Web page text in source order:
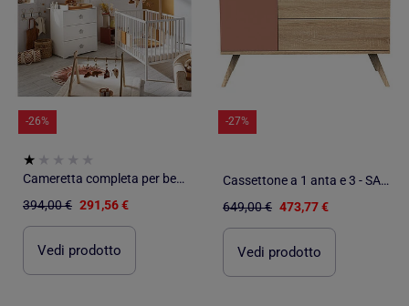
-26%
Cameretta completa per bebé con lettino 120x60 con sbarre e cassettiera fasciatoio a tre - BABYPRICE
394,00 € 291,56 €
Vedi prodotto
-27%
Cassettone a 1 anta e 3 - SAUTHON
649,00 € 473,77 €
Vedi prodotto